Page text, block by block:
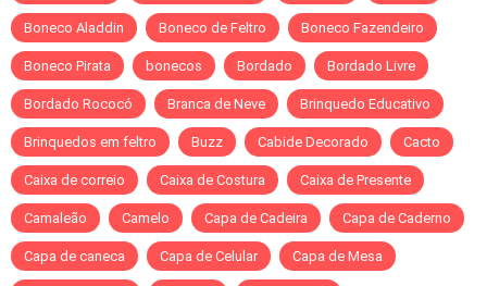
Boneco Aladdin Boneco de Feltro Boneco Fazendeiro
Boneco Pirata bonecos Bordado Bordado Livre
Bordado Rococó Branca de Neve Brinquedo Educativo
Brinquedos em feltro Buzz Cabide Decorado Cacto
Caixa de correio Caixa de Costura Caixa de Presente
Camaleão Camelo Capa de Cadeira Capa de Caderno
Capa de caneca Capa de Celular Capa de Mesa